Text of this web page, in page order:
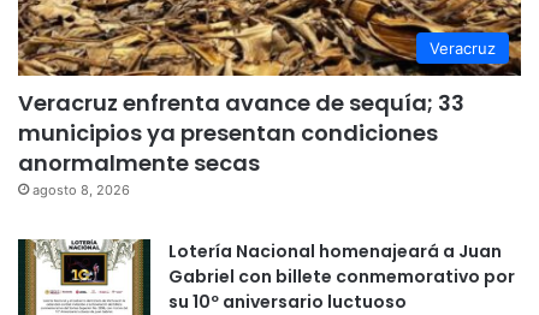
Veracruz
Veracruz enfrenta avance de sequía; 33
municipios ya presentan condiciones
anormalmente secas
agosto 8, 2026
Lotería Nacional homenajeará a Juan
Gabriel con billete conmemorativo por
su 10º aniversario luctuoso